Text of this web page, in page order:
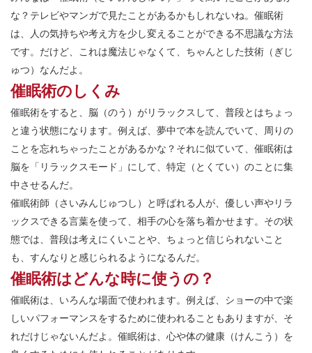
な？テレビやマンガで見たことがあるかもしれないね。催眠術
は、人の気持ちや考え方を少し変えることができる不思議な方法
です。だけど、これは魔法じゃなくて、ちゃんとした技術（ぎじ
ゅつ）なんだよ。
催眠術のしくみ
催眠術をすると、脳（のう）がリラックスして、普段とはちょっ
と違う状態になります。例えば、夢中で本を読んでいて、周りの
ことを忘れちゃったことがあるかな？それに似ていて、催眠術は
脳を「リラックスモード」にして、特定（とくてい）のことに集
中させるんだ。
催眠術師（さいみんじゅつし）と呼ばれる人が、優しい声やリラ
ックスできる言葉を使って、相手の心を落ち着かせます。その状
態では、普段は考えにくいことや、ちょっと信じられないこと
も、すんなりと感じられるようになるんだ。
催眠術はどんな時に使うの？
催眠術は、いろんな場面で使われます。例えば、ショーの中で楽
しいパフォーマンスをするために使われることもありますが、そ
れだけじゃないんだよ。催眠術は、心や体の健康（けんこう）を